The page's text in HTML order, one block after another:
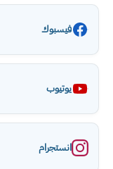
فيسبوك
يوتيوب
انستجرام